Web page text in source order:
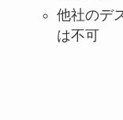
他社のデ
は不可